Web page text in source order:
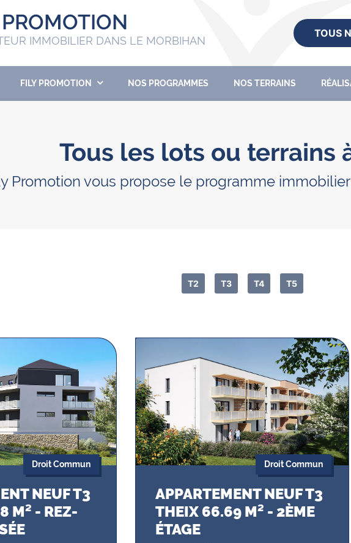
IMMOBILIER DANS LE MORBIHAN
TOUS
FILY PROMOTION NOS PROGRAMMES NOS TERRAINS
Tous les lots ou terrains
Promotion vous propose le programme
T2 T3 T4 T5
Droit Commun
NEUF T3
M² - REZ-
Droit Commun
APPARTEMENT NEUF T3
THEIX 66.69 M² - 2ÈME
ÉTAGE